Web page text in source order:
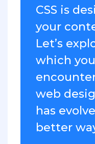
CSS is
your
Let’s
which
web
has
better